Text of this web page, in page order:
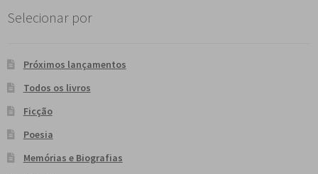
Selecionar por
Próximos lançamentos
Todos os livros
Ficção
Poesia
Memórias e Biografias